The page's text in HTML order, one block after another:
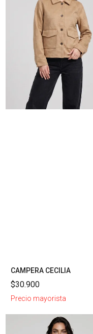
CAMPERA CECILIA
$30.900
Precio mayorista